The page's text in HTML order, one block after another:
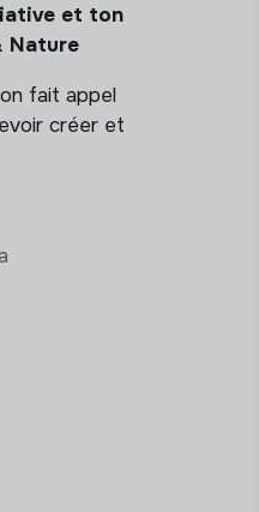
et ton
Nature
fait appel
créer et
suivi